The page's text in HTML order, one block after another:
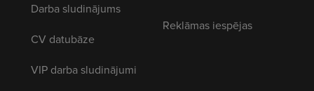
Darba sludinājums
CV datubāze
VIP darba sludinājumi
Reklāmas iespējas